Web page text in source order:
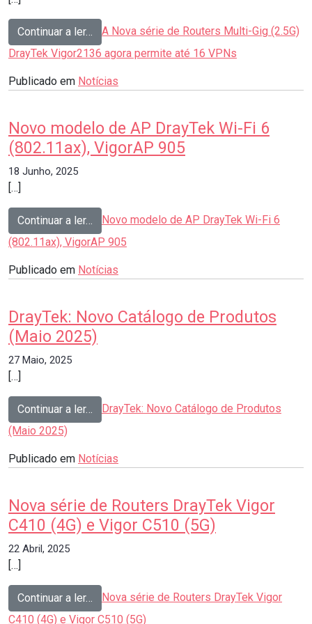
Continuar a ler… from
A Nova série de Routers Multi-Gig (2.5G)
DrayTek Vigor2136 agora permite até 16 VPNs
Publicado em Notícias
Novo modelo de AP DrayTek Wi-Fi 6
(802.11ax), VigorAP 905
18 Junho, 2025
[…]
Continuar a ler… from
Novo modelo de AP DrayTek Wi-Fi 6
(802.11ax), VigorAP 905
Publicado em Notícias
DrayTek: Novo Catálogo de Produtos
(Maio 2025)
27 Maio, 2025
[…]
Continuar a ler… from
DrayTek: Novo Catálogo de Produtos
(Maio 2025)
Publicado em Notícias
Nova série de Routers DrayTek Vigor
C410 (4G) e Vigor C510 (5G)
22 Abril, 2025
[…]
Continuar a ler… from
Nova série de Routers DrayTek Vigor
C410 (4G) e Vigor C510 (5G)